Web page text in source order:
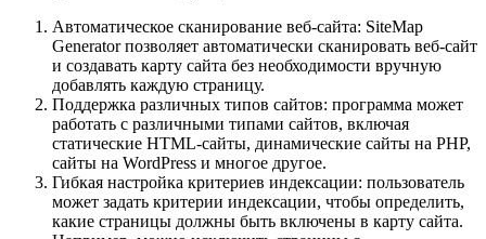
Автоматическое сканирование веб-сайта: SiteMap
Generator позволяет автоматически сканировать веб-сайт
и создавать карту сайта без необходимости вручную
добавлять каждую страницу.
Поддержка различных типов сайтов: программа может
работать с различными типами сайтов, включая
статические HTML-сайты, динамические сайты на PHP,
сайты на WordPress и многое другое.
Гибкая настройка критериев индексации: пользователь
может задать критерии индексации, чтобы определить,
какие страницы должны быть включены в карту сайта.